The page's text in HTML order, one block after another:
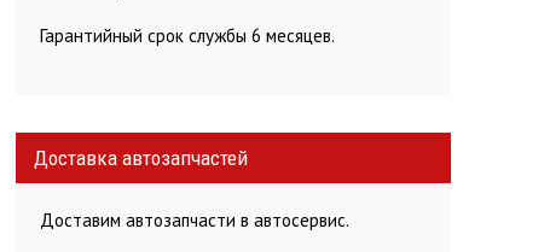
Гарантийный срок службы 6 месяцев.
Доставка автозапчастей
Доставим автозапчасти в автосервис.